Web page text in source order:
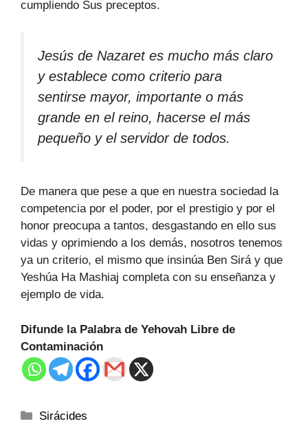
cumpliendo Sus preceptos.
Jesús de Nazaret es mucho más claro
y establece como criterio para
sentirse mayor, importante o más
grande en el reino, hacerse el más
pequeño y el servidor de todos.
De manera que pese a que en nuestra sociedad la
competencia por el poder, por el prestigio y por el
honor preocupa a tantos, desgastando en ello sus
vidas y oprimiendo a los demás, nosotros tenemos
ya un criterio, el mismo que insinúa Ben Sirá y que
Yeshúa Ha Mashiaj completa con su enseñanza y
ejemplo de vida.
Difunde la Palabra de Yehovah Libre de
Contaminación
Sirácides